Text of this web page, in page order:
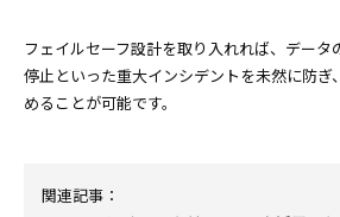
フェイルセーフ設計を取り入れれば、データ
停止といった重大インシデントを未然に防ぎ
めることが可能です。
関連記事：